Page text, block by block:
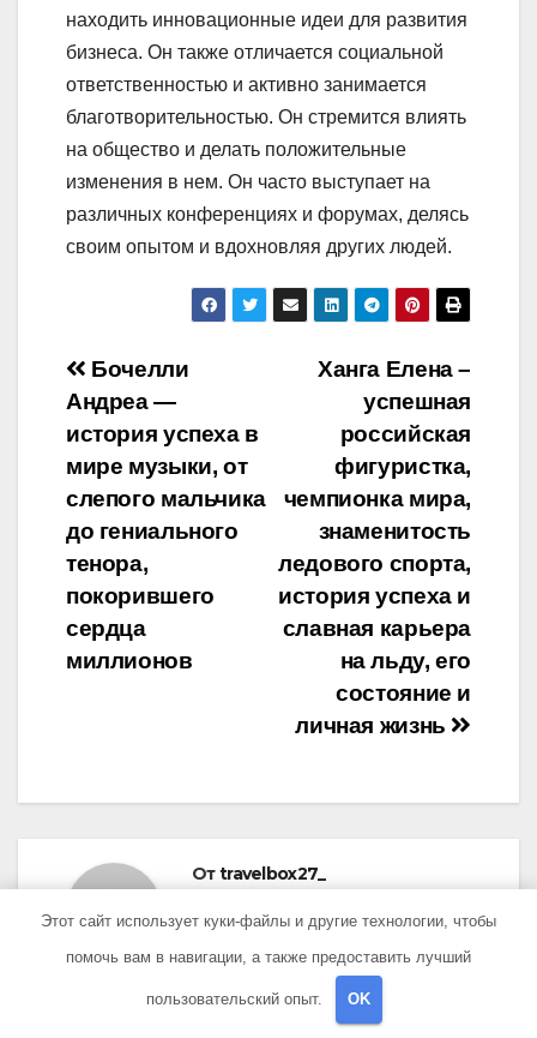
находить инновационные идеи для развития
бизнеса. Он также отличается социальной
ответственностью и активно занимается
благотворительностью. Он стремится влиять
на общество и делать положительные
изменения в нем. Он часто выступает на
различных конференциях и форумах, делясь
своим опытом и вдохновляя других людей.
Навигация
по
записям
Ханга Елена –
успешная
российская
фигуристка,
чемпионка мира,
знаменитость
ледового спорта,
история успеха и
славная карьера
на льду, его
состояние и
личная жизнь
Бочелли
Андреа —
история успеха в
мире музыки, от
слепого мальчика
до гениального
тенора,
покорившего
сердца
миллионов
Отtravelbox27_
Этот сайт использует куки-файлы и другие технологии, чтобы
помочь вам в навигации, а также предоставить лучший
пользовательский опыт. OK